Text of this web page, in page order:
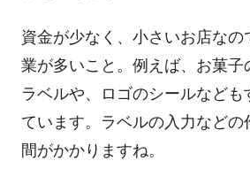
資金が少なく、小さいお店なの
業が多いこと。例えば、お菓子
ラベルや、ロゴのシールなども
ています。ラベルの入力などの
間がかかりますね。